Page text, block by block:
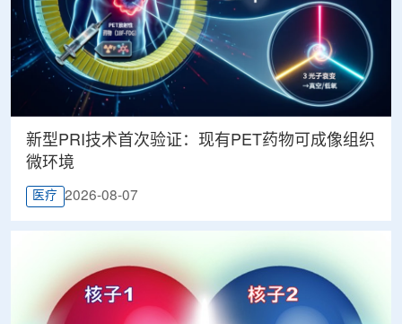
新型PRI技术首次验证：现有PET药物可成像组织
微环境
医疗 2026-08-07